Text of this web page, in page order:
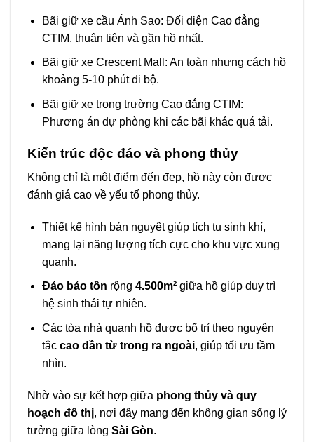
Bãi giữ xe cầu Ánh Sao: Đối diện Cao đẳng
CTIM, thuận tiện và gần hồ nhất.
Bãi giữ xe Crescent Mall: An toàn nhưng cách hồ
khoảng 5-10 phút đi bộ.
Bãi giữ xe trong trường Cao đẳng CTIM:
Phương án dự phòng khi các bãi khác quá tải.
Kiến trúc độc đáo và phong thủy
Không chỉ là một điểm đến đẹp, hồ này còn được
đánh giá cao về yếu tố phong thủy.
Thiết kế hình bán nguyệt giúp tích tụ sinh khí,
mang lại năng lượng tích cực cho khu vực xung
quanh.
Đảo bảo tồn rộng 4.500m²giữa hồ giúp duy trì
hệ sinh thái tự nhiên.
Các tòa nhà quanh hồ được bố trí theo nguyên
tắc cao dần từ trong ra ngoài, giúp tối ưu tầm
nhìn.
Nhờ vào sự kết hợp giữa phong thủy và quy
hoạch đô thị, nơi đây mang đến không gian sống lý
tưởng giữa lòng Sài Gòn.